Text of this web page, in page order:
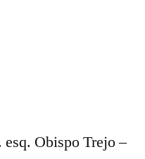
Obispo Trejo –